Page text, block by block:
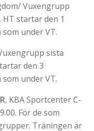
Vuxengrupp
startar den 1
under VT.
sista
den 3
under VT.
, KBA Sportcenter C-
För de som
Träningen är